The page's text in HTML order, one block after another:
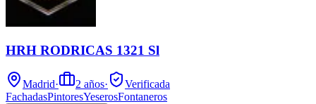
HRH RODRICAS 1321 Sl
Madrid· 2 años·
Verificada
FachadasPintoresYeserosFontaneros